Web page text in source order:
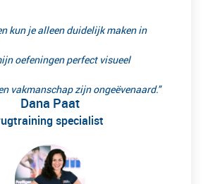
kun je alleen duidelijk maken in
oefeningen perfect visueel
vakmanschap zijn ongeëvenaard."
Dana Paat
specialist